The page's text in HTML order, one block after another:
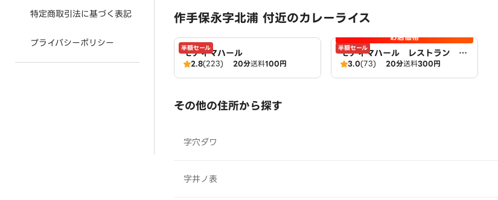
特定商取引法に基づく表記
プライバシーポリシー
作手保永字北浦 付近のカレーライス
半額セール
モティマハール
2.8(223) 20分送料100円
半額セール
お店価格
モティマハール レストラン ア
ンドバー
3.0(73) 20分送料300円
その他の住所から探す
字穴ダワ
字井ノ表